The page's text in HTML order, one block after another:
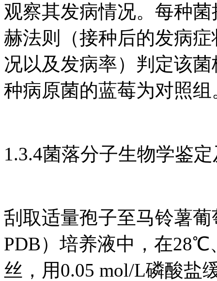
观察其发病情况。每种
赫法则（接种后的发病
况以及发病率）判定该
种病原菌的蓝莓为对照组
1.3.4菌落分子生物学鉴
刮取适量孢子至马铃薯葡
PDB）培养液中，在28℃
丝，用0.05 mol/L磷酸盐